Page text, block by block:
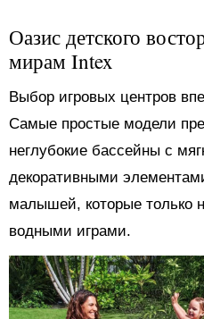
Оазис детского
мирам Intex
Выбор игровых центров
Самые простые модели
неглубокие бассейны с
декоративными
малышей, которые только
водными играми.